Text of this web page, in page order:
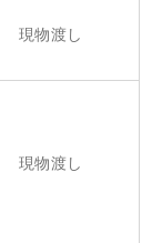
現物渡し
現物渡し